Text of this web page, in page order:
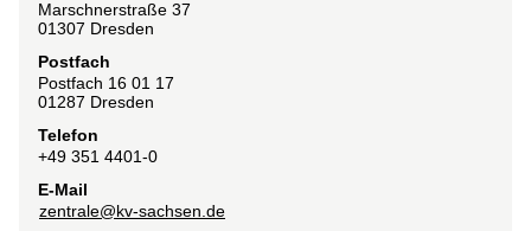
Marschnerstraße 37
01307 Dresden
Postfach
Postfach 16 01 17
01287 Dresden
Telefon
+49 351 4401-0
E-Mail
zentrale@kv-sachsen.de